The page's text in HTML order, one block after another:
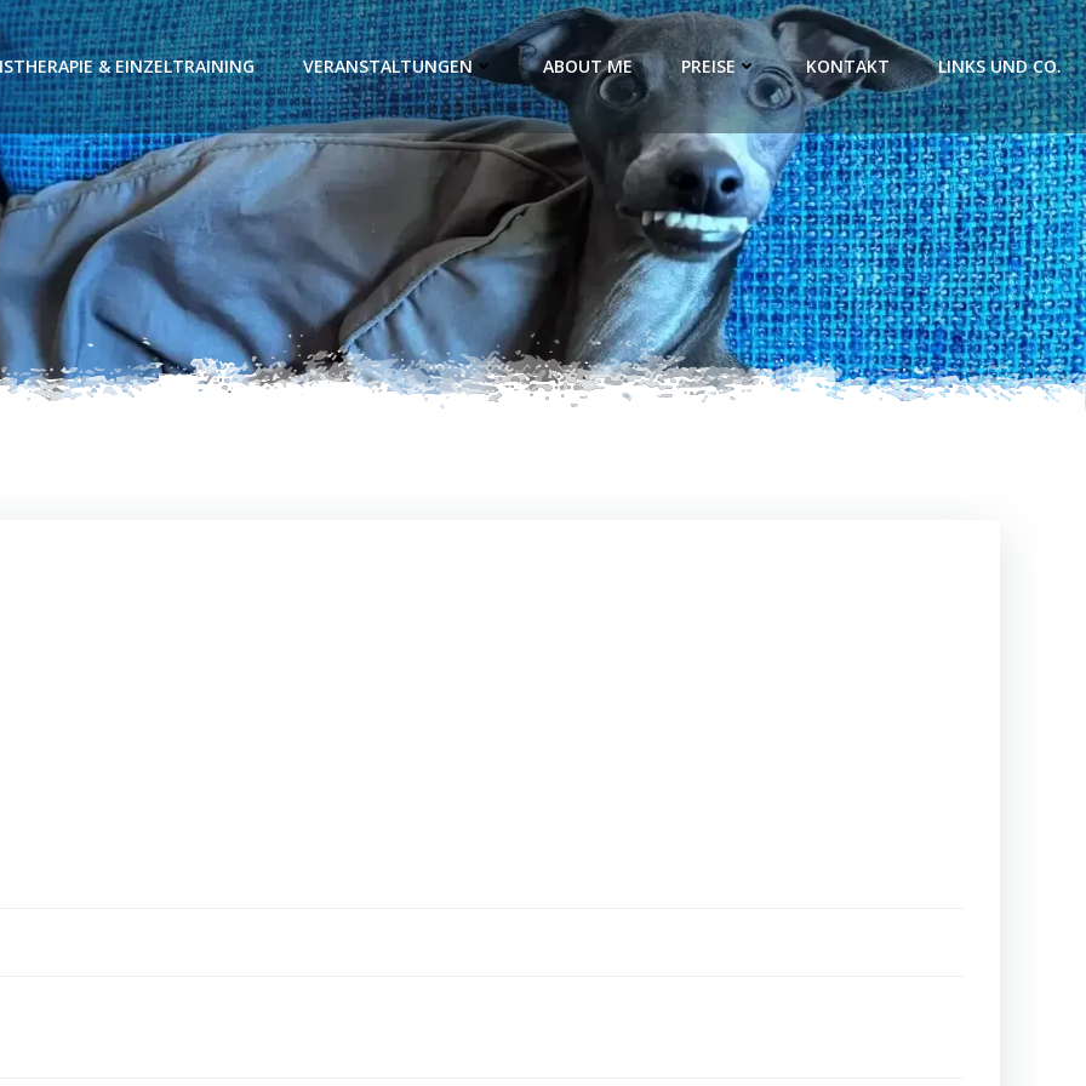
& EINZELTRAINING VERANSTALTUNGEN ABOUT ME PREISE KONTAKT LINKS UND CO.